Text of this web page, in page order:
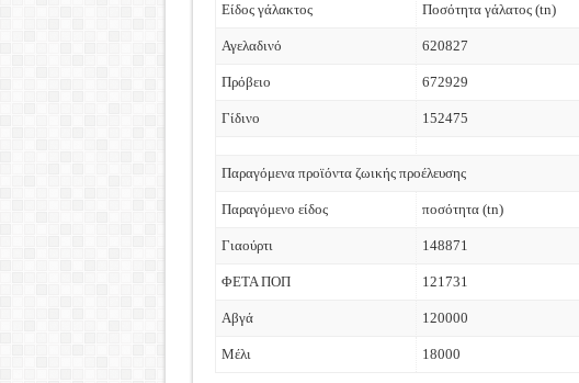
Είδος γάλακτος Ποσότητα γάλατος (tn)
Αγελαδινό 620827
Πρόβειο 672929
Γίδινο 152475
Παραγόμενα προϊόντα ζωικής προέλευσης
Παραγόμενο είδος ποσότητα (tn)
Γιαούρτι 148871
ΦΕΤΑ ΠΟΠ 121731
Αβγά 120000
Μέλι 18000